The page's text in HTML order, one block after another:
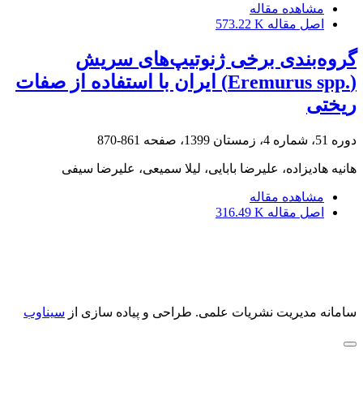
مشاهده مقاله
اصل مقاله 573.22 K
گروه‌بندی برخی ژنوتیپ‌های سریش
(‏Eremurus spp.‎‏) ایران با استفاده از صفات
ریختی‏
دوره 51، شماره 4، زمستان 1399، صفحه 861-870
هانیه هادیزاده، علیرضا بابایی، لیلا سمیعی، علیرضا سیفی
مشاهده مقاله
اصل مقاله 316.49 K
سامانه مدیریت نشریات علمی. طراحی و پیاده سازی از سیناوب